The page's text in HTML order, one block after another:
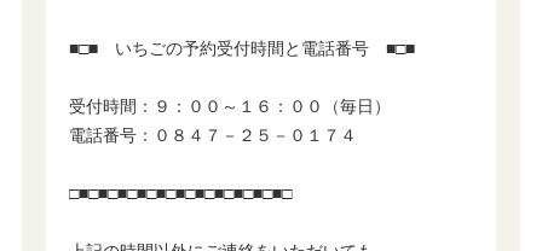
■□■ いちごの予約受付時間と電話番号 ■□■
受付時間：９：００～１６：００（毎日）
電話番号：０８４７－２５－０１７４
□■□■□■□■□■□■□■□■□■□■□■□